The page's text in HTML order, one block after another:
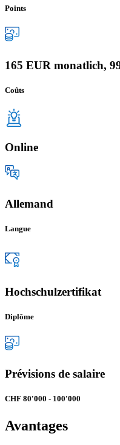
Points
165 EUR monatlich,
Coûts
Online
Allemand
Langue
Hochschulzertifikat
Diplôme
Prévisions de salaire
CHF 80'000 - 100'000
Avantages